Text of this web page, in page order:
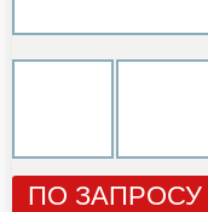
ПО ЗАПРОСУ